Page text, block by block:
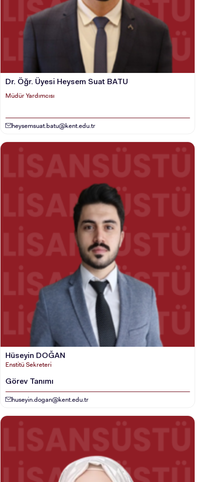
INTERNATIONAL
Dr. Öğr. Üyesi Heysem Suat BATU
Müdür Yardımcısı
heysemsuat.batu@kent.edu.tr
Hüseyin DOĞAN
Enstitü Sekreteri
Görev Tanımı
huseyin.dogan@kent.edu.tr